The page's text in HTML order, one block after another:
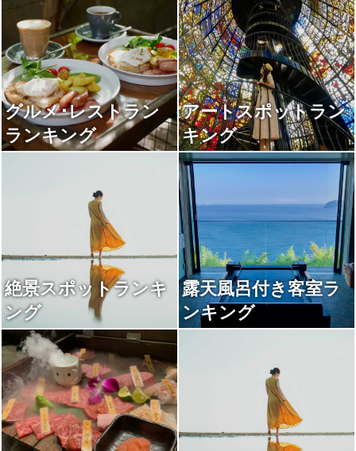
グルメ･レストラン
ランキング
アートスポットラン
キング
絶景スポットランキ
ング
露天風呂付き客室ラ
ンキング